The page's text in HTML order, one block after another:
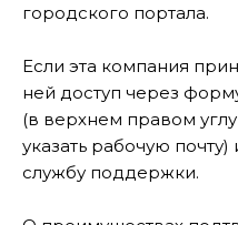
городского портала.
Если эта компания
ней доступ через
(в верхнем правом
указать рабочую
службу поддержки.